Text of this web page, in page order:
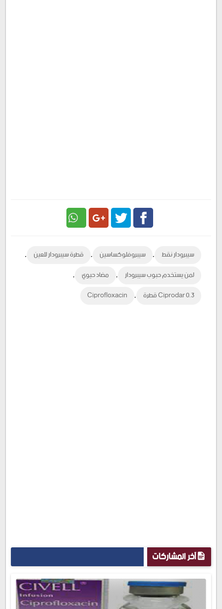
Plus سيبرودار نقط , سيبروفلوكساسين , قطرة سيبرودار للعين ,
لمن يستخدم حبوب سيبرودار , مضاد حيوي ,
Ciprodar 0.3 قطرة ,
Ciprofloxacin
آخر المشاركات